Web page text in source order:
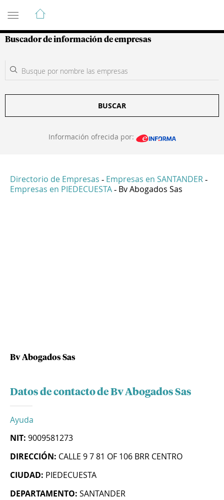
Guía de Empresas Colombianas
Buscador de información de empresas
BUSCAR
Información ofrecida por:
Directorio de Empresas - Empresas en SANTANDER -
Empresas en PIEDECUESTA - Bv Abogados Sas
Bv Abogados Sas
Datos de contacto de Bv Abogados Sas
Ayuda
NIT: 9009581273
DIRECCIÓN: CALLE 9 7 81 OF 106 BRR CENTRO
CIUDAD: PIEDECUESTA
DEPARTAMENTO: SANTANDER